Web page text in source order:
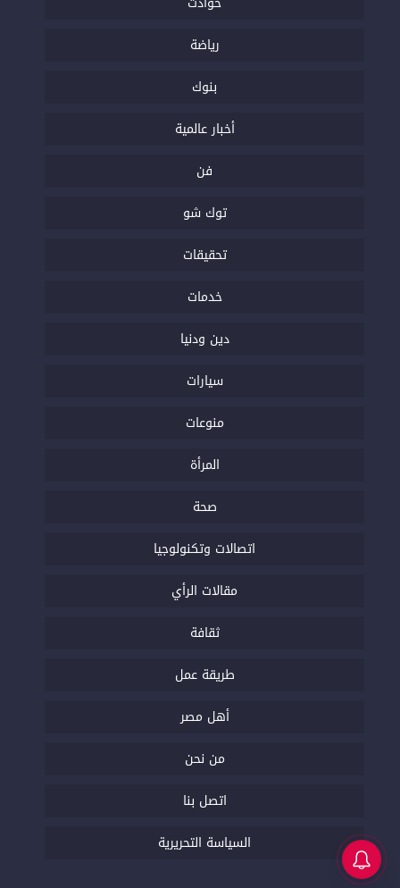
رياضة
بنوك
أخبار عالمية
فن
توك شو
تحقيقات
خدمات
دين ودنيا
سيارات
منوعات
المرأة
صحة
اتصالات وتكنولوجيا
مقالات الرأي
ثقافة
طريقة عمل
أهل مصر
من نحن
اتصل بنا
السياسة التحريرية